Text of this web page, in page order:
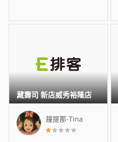
鐘提那-Tina
藏壽司 新店威秀裕隆店